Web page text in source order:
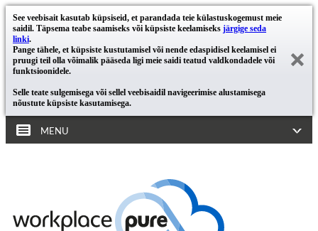
See veebisait kasutab küpsiseid, et parandada teie külastuskogemust meie
saidil. Täpsema teabe saamiseks või küpsiste keelamiseks järgige seda
linki.
Pange tähele, et küpsiste kustutamisel või nende edaspidisel keelamisel ei
pruugi teil olla võimalik pääseda ligi meie saidi teatud valdkondadele või
funktsioonidele.
Selle teate sulgemisega või sellel veebisaidil navigeerimise alustamisega
nõustute küpsiste kasutamisega.
MENU